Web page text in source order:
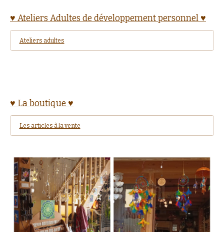
♥ Ateliers Adultes de développement personnel ♥
Ateliers adultes
♥ La boutique ♥
Les articles à la vente